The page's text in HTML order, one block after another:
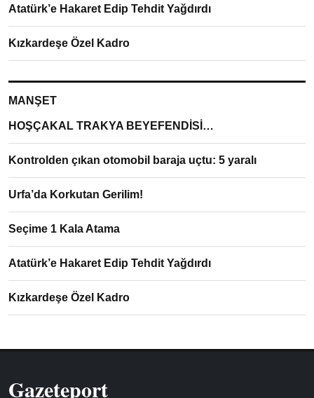
Atatürk’e Hakaret Edip Tehdit Yağdırdı
Kızkardeşe Özel Kadro
MANŞET
HOŞÇAKAL TRAKYA BEYEFENDİSİ…
Kontrolden çıkan otomobil baraja uçtu: 5 yaralı
Urfa’da Korkutan Gerilim!
Seçime 1 Kala Atama
Atatürk’e Hakaret Edip Tehdit Yağdırdı
Kızkardeşe Özel Kadro
Gazeteport